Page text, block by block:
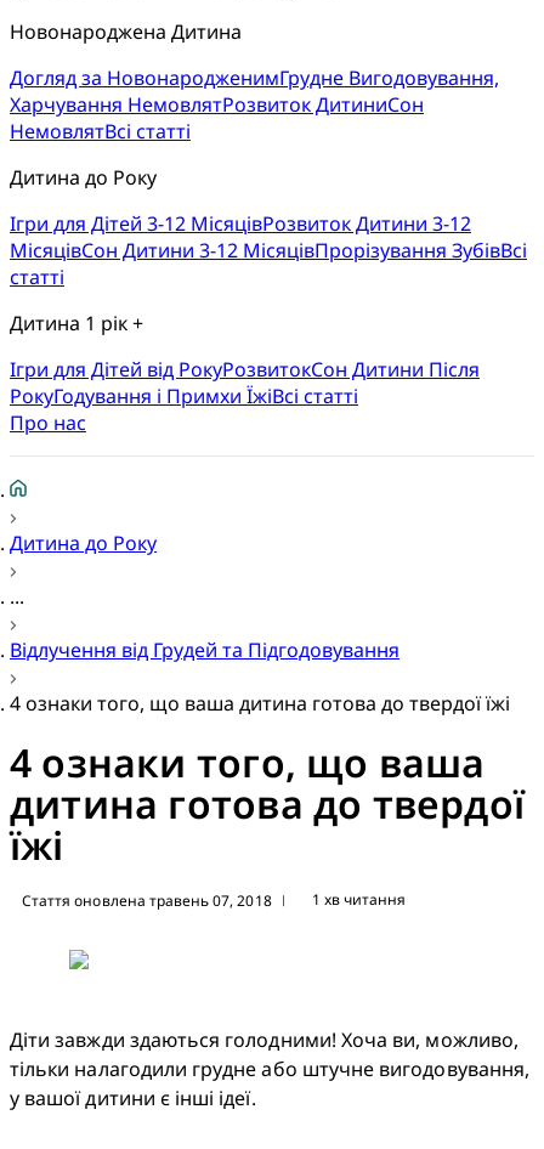
Новонароджена Дитина
Догляд за НовонародженимГрудне Вигодовування,
Харчування НемовлятРозвиток ДитиниСон
НемовлятВсі статті
Дитина до Року
Ігри для Дітей 3-12 МісяцівРозвиток Дитини 3-12
МісяцівСон Дитини 3-12 МісяцівПрорізування ЗубівВсі
статті
Дитина 1 рік +
Ігри для Дітей від РокуРозвитокCон Дитини Після
РокуГодування і Примхи ЇжіВсі статті
Про нас
Дитина до Року
...
Відлучення від Грудей та Підгодовування
4 ознаки того, що ваша дитина готова до твердої їжі
4 ознаки того, що ваша
дитина готова до твердої
їжі
Стаття оновлена травень 07, 2018 | 1 хв читання
Діти завжди здаються голодними! Хоча ви, можливо,
тільки налагодили грудне або штучне вигодовування,
у вашої дитини є інші ідеї.